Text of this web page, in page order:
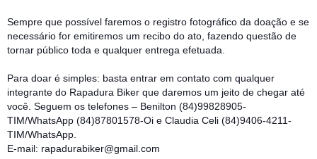
Sempre que possível faremos o registro fotográfico da doação e se
necessário for emitiremos um recibo do ato, fazendo questão de
tornar público toda e qualquer entrega efetuada.
Para doar é simples: basta entrar em contato com qualquer
integrante do Rapadura Biker que daremos um jeito de chegar até
você. Seguem os telefones – Benilton (84)99828905-
TIM/WhatsApp (84)87801578-Oi e Claudia Celi (84)9406-4211-
TIM/WhatsApp.
E-mail: rapadurabiker@gmail.com